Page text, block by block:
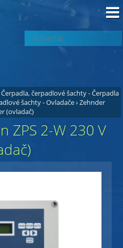
Čerpadla, čerpadlové šachty - Čerpadla
šachty - Ovladače›Zehnder
(ovladač)
ZPS 2-W 230 V